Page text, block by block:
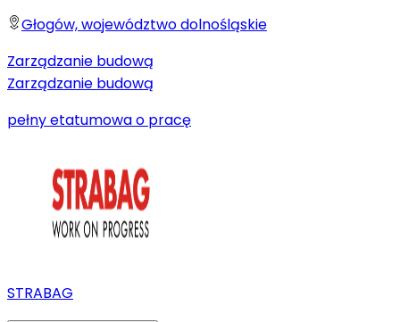
Głogów, województwo dolnośląskie
Zarządzanie budową
Zarządzanie budową
pełny etatumowa o pracę
STRABAG